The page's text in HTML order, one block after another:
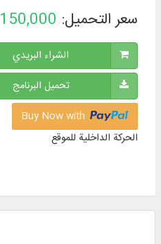
سعر التحميل: 150,000
الشراء البريدي
تحميل البرنامج
الحركة الداخلية للموقع